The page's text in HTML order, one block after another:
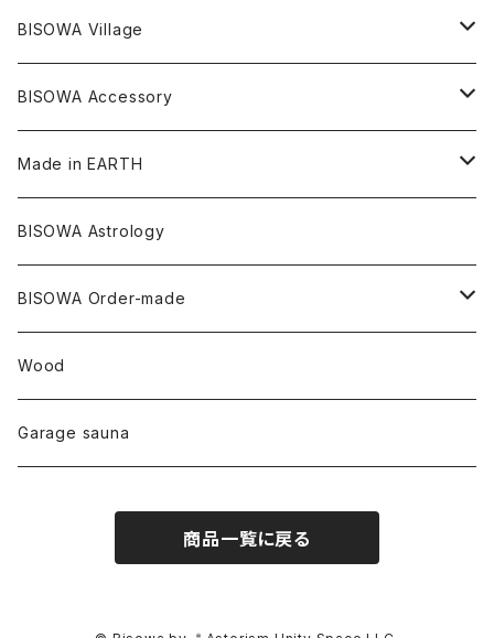
ツインソウル
メタモルフォーゼス
クォーツインクォーツ
ガーデンクォーツ
デュモルチェライト
タンザナイト
ムーンストーン
中国
アメリカ
ヘアアクセサリー
イヤリング
キーホルダー
ヘンプコットン
ヘンプ
オーガニックコットン
Others
ヘンプ
オーガニックコットン
Underwear
Niceness Music
Cosmic Hemp 麻炭
セージ
オラクルカード
キャンドル
HAZE 和蝋燭
縁キャンドル
陶器
大蝶恵美子
Tomoko Uemura Art 麻炭陶器
Cosmic hemp
YUGEN GLASS
others
foods
絹
Others
オーガニックコットン
バンブー
オーガニックフリース
ヘンプオイル
BISOWA Village
Bisowa Club Room
BISOWA Accessory
ヘアゴム
宇佐美聖子
Made in EARTH
Misakubo Japan
碧-AOI-の松葉天然酵母パン
Uwajima Japan
BISOWA Astrology
BISOWA Order-made
∞Seiko Usami∞
Wood
Garage sauna
商品一覧に戻る